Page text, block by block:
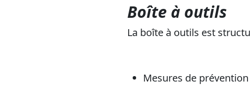
Boîte à outils
La boîte à outils est
Mesures de